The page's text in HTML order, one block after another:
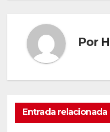
Por
Entrada relacionada